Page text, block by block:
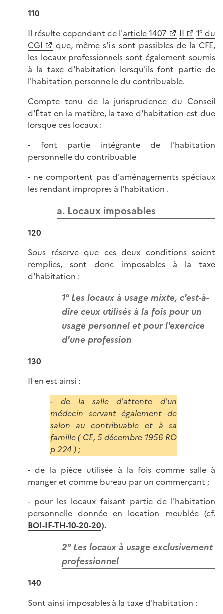
110
Il résulte cependant de l'article 1407 II
1° du
CGI
que, même s'ils sont passibles de la CFE,
les locaux professionnels sont également soumis
à la taxe d'habitation lorsqu'ils font partie de
l'habitation personnelle du contribuable.
Compte tenu de la jurisprudence du Conseil
d'État en la matière, la taxe d'habitation est due
lorsque ces locaux :
- font partie intégrante de l'habitation
personnelle du contribuable
- ne comportent pas d'aménagements spéciaux
les rendant impropres à l'habitation .
a. Locaux imposables
120
Sous réserve que ces deux conditions soient
remplies, sont donc imposables à la taxe
d'habitation :
1° Les locaux à usage mixte, c'est-à-
dire ceux utilisés à la fois pour un
usage personnel et pour l'exercice
d'une profession
130
Il en est ainsi :
- de la salle d'attente d'un
médecin servant également de
salon au contribuable et à sa
famille ( CE, 5 décembre 1956 RO
p 224 ) ;
- de la pièce utilisée à la fois comme salle à
manger et comme bureau par un commerçant ;
- pour les locaux faisant partie de l'habitation
personnelle donnée en location meublée (cf.
BOI-IF-TH-10-20-20).
2° Les locaux à usage exclusivement
professionnel
140
Sont ainsi imposables à la taxe d'habitation :